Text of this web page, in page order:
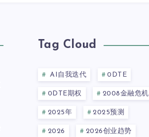
Tag Cloud
AI自我迭代 0DTE
0DTE期权 2008金融危机
2025年 2025预测
2026 2026创业趋势